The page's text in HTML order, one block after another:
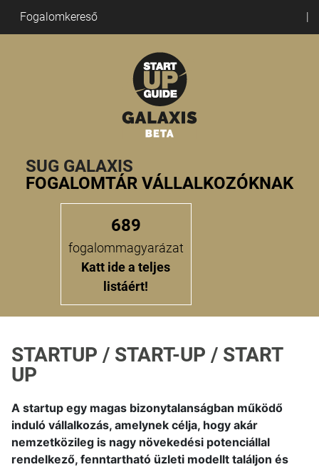
Fogalomkereső
SUG GALAXIS
FOGALOMTÁR VÁLLALKOZÓKNAK
689
fogalommagyarázat
Katt ide a teljes
listáért!
STARTUP / START-UP / START
UP
A startup egy magas bizonytalanságban működő
induló vállalkozás, amelynek célja, hogy akár
nemzetközileg is nagy növekedési potenciállal
rendelkező, fenntartható üzleti modellt találjon és